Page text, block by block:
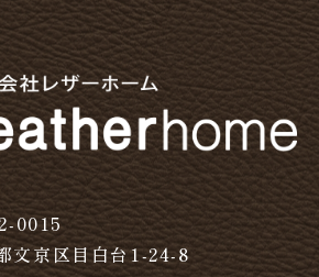
0015
文京区目白台1-24-8